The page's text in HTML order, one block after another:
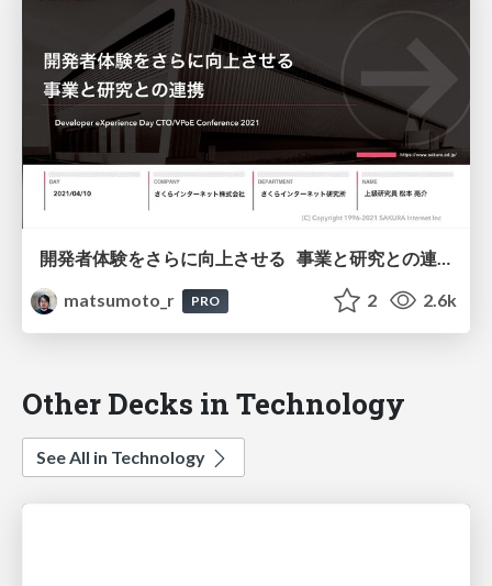
開発者体験をさらに向上させる 事業と研究との連携
matsumoto_r
PRO 2 2.6k
Other Decks in Technology
See All in Technology